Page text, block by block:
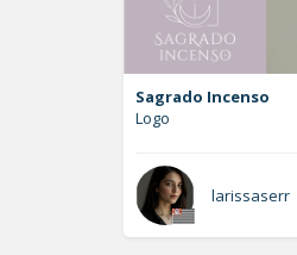
Sagrado Incenso
Logo
larissaserr